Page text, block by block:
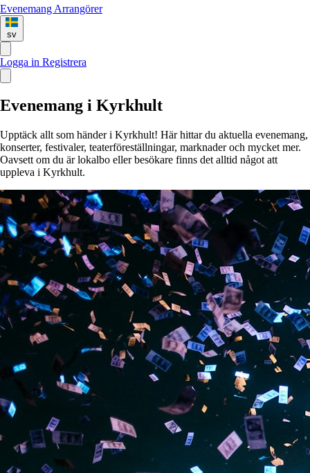
Evenemang Arrangörer
sv
Logga in Registrera
Evenemang i Kyrkhult
Upptäck allt som händer i Kyrkhult! Här hittar du aktuella evenemang,
konserter, festivaler, teaterföreställningar, marknader och mycket mer.
Oavsett om du är lokalbo eller besökare finns det alltid något att
uppleva i Kyrkhult.